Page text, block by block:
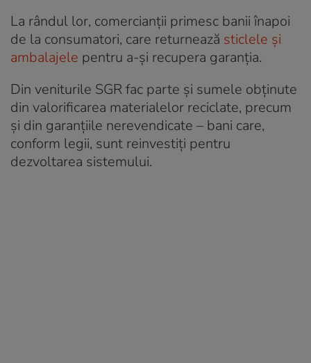
La rândul lor, comercianții primesc banii înapoi
de la consumatori, care returnează sticlele și
ambalajele pentru a-și recupera garanția.
Din veniturile SGR fac parte și sumele obținute
din valorificarea materialelor reciclate, precum
și din garanțiile nerevendicate – bani care,
conform legii, sunt reinvestiți pentru
dezvoltarea sistemului.